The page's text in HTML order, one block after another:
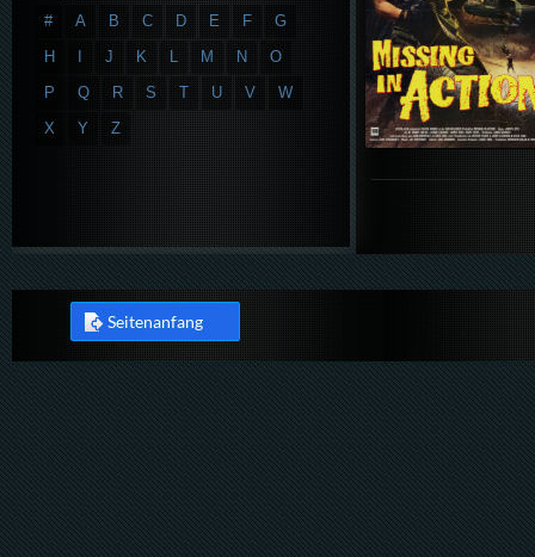
# A B C D E F
G
H
J K L M N
O
P
Q R S T U V
W
X
Y Z
Seitenanfang